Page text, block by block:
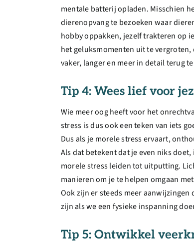
mentale batterij opladen. Misschien
dierenopvang te bezoeken waar
hobby oppakken, jezelf trakteren op
het geluksmomenten uit te
vaker, langer en meer in detail terug
Tip 4: Wees lief voor
Wie meer oog heeft voor het
stress is dus ook een teken van iets
Dus als je morele stress ervaart,
Als dat betekent dat je even niks
morele stress leiden tot uitputting.
manieren om je te helpen omgaan
Ook zijn er steeds meer
zijn als we een fysieke inspanning
Tip 5: Ontwikkel